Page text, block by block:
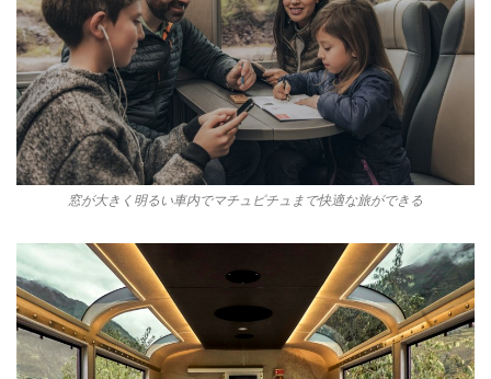
窓が大きく明るい車内でマチュピチュまで快適な旅ができる